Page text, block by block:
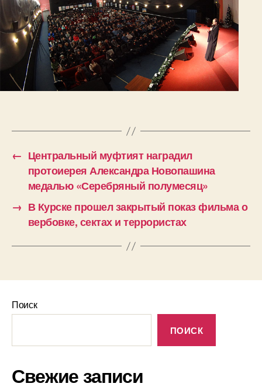
← Центральный муфтият наградил
протоиерея Александра Новопашина
медалью «Серебряный полумесяц»
→ В Курске прошел закрытый показ фильма о
вербовке, сектах и террористах
Поиск
ПОИСК
Свежие записи